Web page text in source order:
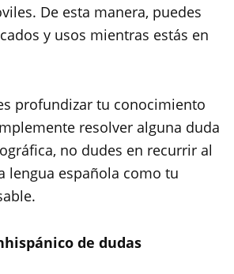
De esta manera, puedes
y usos mientras estás en
profundizar tu conocimiento
resolver alguna duda
no dudes en recurrir al
lengua española como tu
de dudas